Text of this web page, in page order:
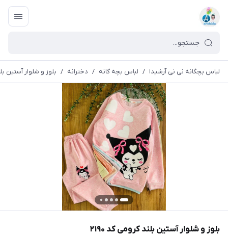
لباس بچگانه نی نی آرشیدا / لباس بچه گانه / دخترانه / بلوز و شلوار آستین
بلوز و شلوار آستین بلند کرومی کد ۲۱۹۰